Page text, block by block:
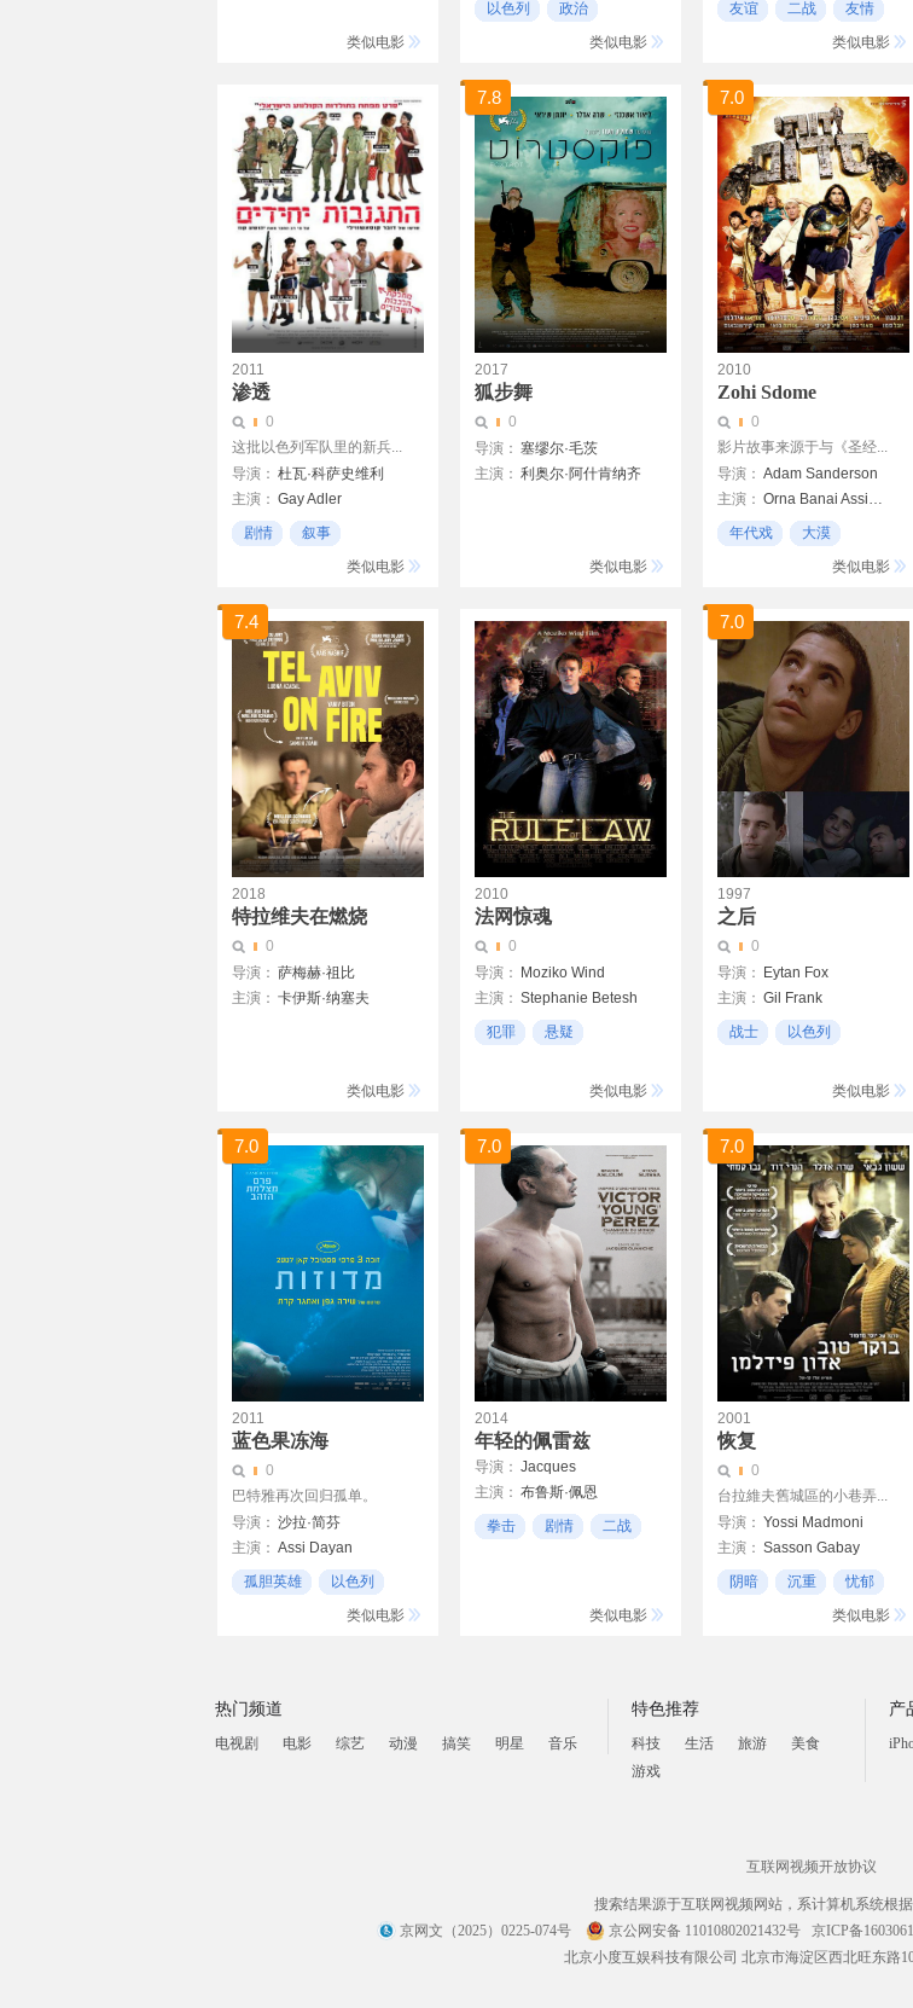
类似电影
以色列
政治
类似电影
友谊 二战
友情
类似电影
2011
渗透
0
这批以色列军队里的新兵...
导演： 杜瓦·科萨史维利
主演： Gay Adler
Oz Zehavi
Liel Danir
Assaf Ben-Shimon
Michael Aloni
Shay Kadimi
Oded Yechezkel
Benny Eldar
剧情
叙事
类似电影
7.8
2017
狐步舞
0
导演： 塞缪尔·毛茨
主演： 利奥尔·阿什肯纳齐
类似电影
7.0
2010
Zohi Sdome
0
影片故事来源于与《圣经...
导演： Adam Sanderson
主演：
Orna Banai Assi Cohen Maor Cohen
年代戏
大漠
类似电影
7.4
2018
特拉维夫在燃烧
0
导演： 萨梅赫·祖比
主演： 卡伊斯·纳塞夫
萨利姆道
Amer Hlehel
拉蒂·蒂亚
类似电影
2010
法网惊魂
0
导演：
Moziko Wind
主演： Stephanie Betesh
John Brody
犯罪 悬疑
类似电影
7.0
1997
之后
0
导演：
Eytan Fox
主演： Gil Frank
Hanoch Re'im
战士
以色列
类似电影
7.0
2011
蓝色果冻海
0
巴特雅再次回归孤单。
导演： 沙拉·简芬
艾加·克莱特
主演： Assi Dayan
莎拉·埃德勒
孤胆英雄
以色列
类似电影
7.0
2014
年轻的佩雷兹
导演： Jacques
Ouaniche
主演： 布鲁斯·佩恩
BrahimAsloum
拳击 剧情 二战
类似电影
7.0
2001
恢复
0
台拉維夫舊城區的小巷弄...
导演： Yossi Madmoni
主演： Sasson Gabay
Henry David
阴暗 沉重
忧郁
类似电影
热门频道
电视剧 电影 综艺 动漫 搞笑 明星 音乐
特色推荐
科技 生活 旅游
美食
游戏
产
互联网视频开放协议
搜索结果源于互联网视频网站，系计算机系统根
京网文（2025）0225-074号
京公网安备 11010802021432号 京ICP备
北京小度互娱科技有限公司 北京市海淀区西北旺东路